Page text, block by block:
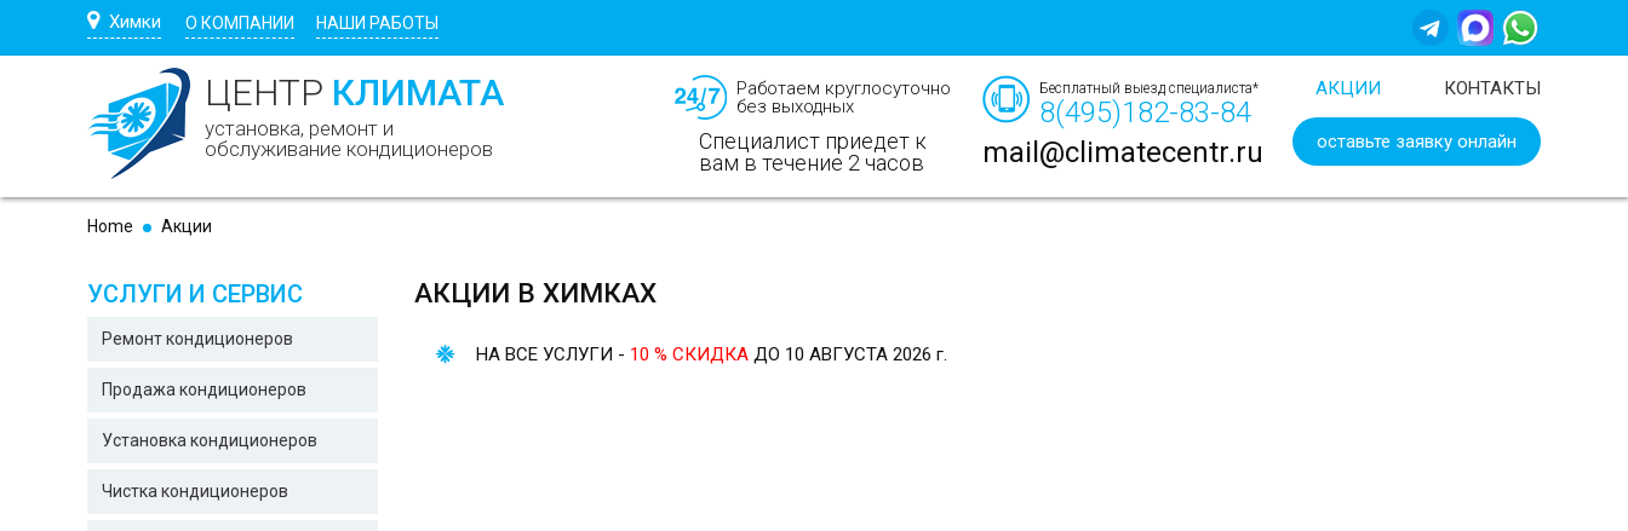
Skip to main content
Химки О КОМПАНИИ НАШИ РАБОТЫ
ЦЕНТР КЛИМАТА
установка, ремонт и
обслуживание кондиционеров
АКЦИИ КОНТАКТЫ
Работаем круглосуточно
без выходных
Специалист приедет к
вам в течение 2 часов
Бесплатный выезд специалиста*
8(495)182-83-84
mail@climatecentr.ru
оставьте заявку онлайн
Home Акции
УСЛУГИ И СЕРВИС
Ремонт кондиционеров
Продажа кондиционеров
Установка кондиционеров
Чистка кондиционеров
АКЦИИ В ХИМКАХ
НА ВСЕ УСЛУГИ - 10 % СКИДКА ДО 10 АВГУСТА 2026 г.